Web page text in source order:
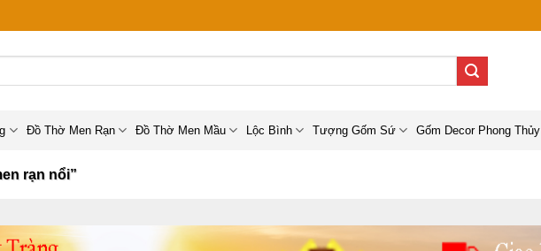
Đồ Thờ Men Rạn Đồ Thờ Men Mầu Lộc Bình Tượng Gốm Sứ Gốm Decor Phong Thủy
rạn nổi”